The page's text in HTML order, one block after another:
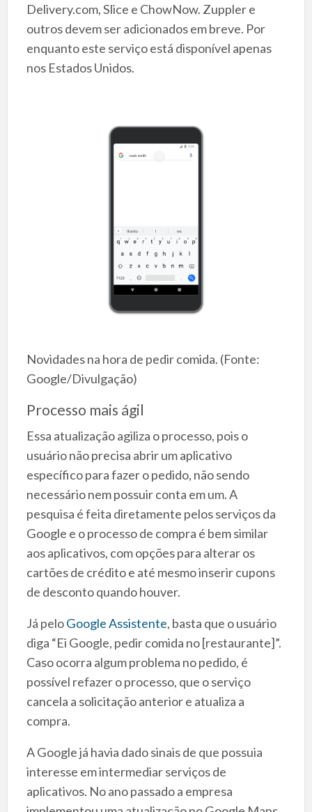
Delivery.com, Slice e ChowNow. Zuppler e
outros devem ser adicionados em breve. Por
enquanto este serviço está disponível apenas
nos Estados Unidos.
Novidades na hora de pedir comida. (Fonte:
Google/Divulgação)
Processo mais ágil
Essa atualização agiliza o processo, pois o
usuário não precisa abrir um aplicativo
específico para fazer o pedido, não sendo
necessário nem possuir conta em um. A
pesquisa é feita diretamente pelos serviços da
Google e o processo de compra é bem similar
aos aplicativos, com opções para alterar os
cartões de crédito e até mesmo inserir cupons
de desconto quando houver.
Já peloGoogle Assistente, basta que o usuário
diga “Ei Google, pedir comida no [restaurante]”.
Caso ocorra algum problema no pedido, é
possível refazer o processo, que o serviço
cancela a solicitação anterior e atualiza a
compra.
A Google já havia dado sinais de que possuia
interesse em intermediar serviços de
aplicativos. No ano passado a empresa